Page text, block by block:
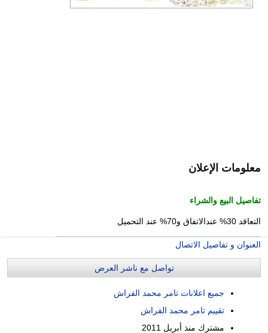
معلومات الإعلان
تفاصيل البيع والشراء
التعاقد 30% عندالاتفاق و70% عند التحميل
العنوان و تفاصيل الاتصال
تواصل مع ناشر العرض
جميع اعلانات تامر محمد الفراش
تقييم تامر محمد الفراش
مشترك منذ أبريل 2011